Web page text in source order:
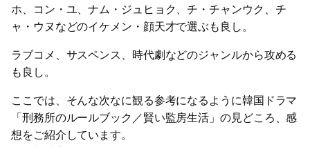
ホ、コン・ユ、ナム・ジュヒョク、チ・チャンウク、チ
ャ・ウヌなどのイケメン・顔天才で選ぶも良し。
ラブコメ、サスペンス、時代劇などのジャンルから攻める
も良し。
ここでは、そんな次なに観る参考になるように韓国ドラマ
「刑務所のルールブック／賢い監房生活」の見どころ、感
想をご紹介しています。